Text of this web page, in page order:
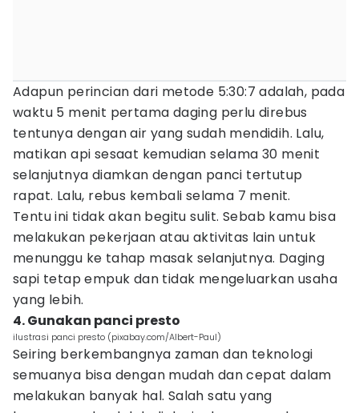
Adapun perincian dari metode 5:30:7 adalah, pada
waktu 5 menit pertama daging perlu direbus
tentunya dengan air yang sudah mendidih. Lalu,
matikan api sesaat kemudian selama 30 menit
selanjutnya diamkan dengan panci tertutup
rapat. Lalu, rebus kembali selama 7 menit.
Tentu ini tidak akan begitu sulit. Sebab kamu bisa
melakukan pekerjaan atau aktivitas lain untuk
menunggu ke tahap masak selanjutnya. Daging
sapi tetap empuk dan tidak mengeluarkan usaha
yang lebih.
4. Gunakan panci presto
ilustrasi panci presto (pixabay.com/Albert-Paul)
Seiring berkembangnya zaman dan teknologi
semuanya bisa dengan mudah dan cepat dalam
melakukan banyak hal. Salah satu yang